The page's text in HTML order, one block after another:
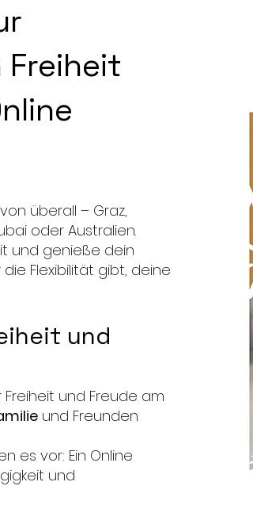
Freiheit
überall – Graz,
oder Australien.
und genieße dein
Flexibilität gibt, deine
und
und Freude am
und Freunden
es vor: Ein Online
und